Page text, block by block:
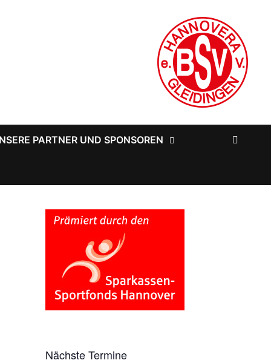
PARTNER UND SPONSOREN
Nächste Termine